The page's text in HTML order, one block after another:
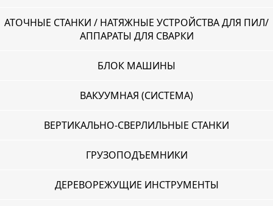
АТОЧНЫЕ СТАНКИ / НАТЯЖНЫЕ УСТРОЙСТВА ДЛЯ ПИЛ/
АППАРАТЫ ДЛЯ СВАРКИ
БЛОК МАШИНЫ
ВАКУУМНАЯ (СИСТЕМА)
ВЕРТИКАЛЬНО-СВЕРЛИЛЬНЫЕ СТАНКИ
ГРУЗОПОДЪЕМНИКИ
ДЕРЕВОРЕЖУЩИЕ ИНСТРУМЕНТЫ